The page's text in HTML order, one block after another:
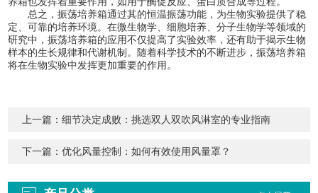
总之，振荡培养箱通过其的恒温振荡功能，为生物实验提供了稳
定、可靠的培养环境。在微生物学、细胞培养、分子生物学等领域的
研究中，振荡培养箱的应用不仅提高了实验效率，还有助于揭示生物
样本的生长规律和代谢机制。随着科学技术的不断进步，振荡培养箱
将在生物实验中发挥更加重要的作用。
上一篇：细节决定成败：挑选双人双吹风淋室的专业指南
下一篇：优化风量控制：如何有效使用风量罩？